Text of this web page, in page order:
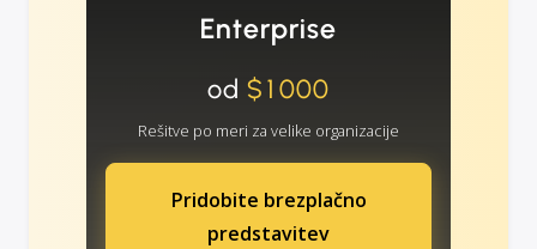
Enterprise
od $1000
Rešitve po meri za velike organizacije
Pridobite brezplačno
predstavitev